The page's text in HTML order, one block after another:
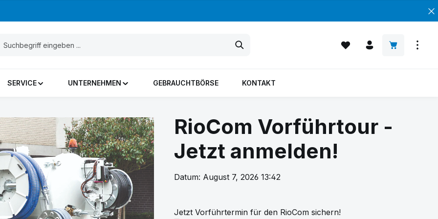
SERVICE UNTERNEHMEN GEBRAUCHTBÖRSE KONTAKT
RioCom Vorführtour -
Jetzt anmelden!
Datum: August 7, 2026 13:42
Jetzt Vorführtermin für den RioCom sichern!